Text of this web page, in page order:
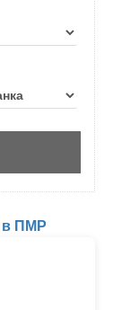
в ПМР